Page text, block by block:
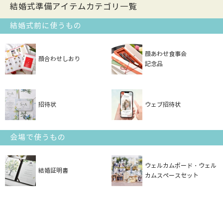
結婚式準備アイテムカテゴリ一覧
結婚式前に使うもの
顔合わせしおり
顔あわせ食事会
記念品
招待状 ウェブ招待状
会場で使うもの
結婚証明書
ウェルカムボード・ウェル
カムスペースセット